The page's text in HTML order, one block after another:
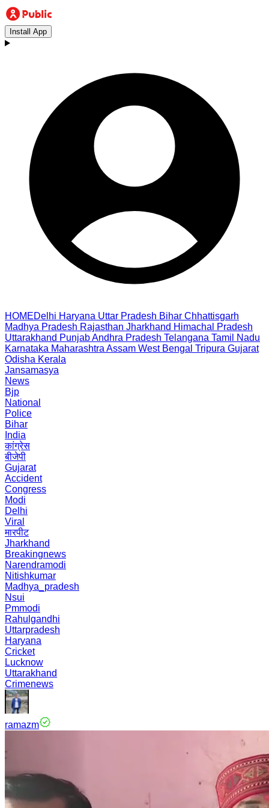
Install App
HOMEDelhi Haryana Uttar Pradesh Bihar Chhattisgarh
Madhya Pradesh Rajasthan Jharkhand Himachal Pradesh
Uttarakhand PunjabAndhra Pradesh Telangana Tamil Nadu
Karnataka Maharashtra Assam West Bengal Tripura Gujarat
Odisha Kerala
Jansamasya
News
Bjp
National
Police
Bihar
India
कांग्रेस
बीजेपी
Gujarat
Accident
Congress
Modi
Delhi
Viral
मारपीट
Jharkhand
Breakingnews
Narendramodi
Nitishkumar
Madhya_pradesh
Nsui
Pmmodi
Rahulgandhi
Uttarpradesh
Haryana
Cricket
Lucknow
Uttarakhand
Crimenews
ramazm